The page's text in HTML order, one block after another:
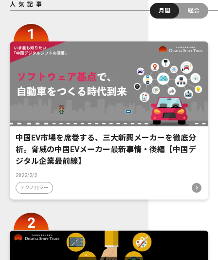
人気記事
月間
総合
中国EV市場を席巻する、三大新興メーカーを徹底分
析。脅威の中国EVメーカー最新事情・後編【中国デ
ジタル企業最前線】
2022/2/2
テクノロジー